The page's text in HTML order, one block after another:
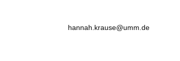
hannah.krause@umm.de